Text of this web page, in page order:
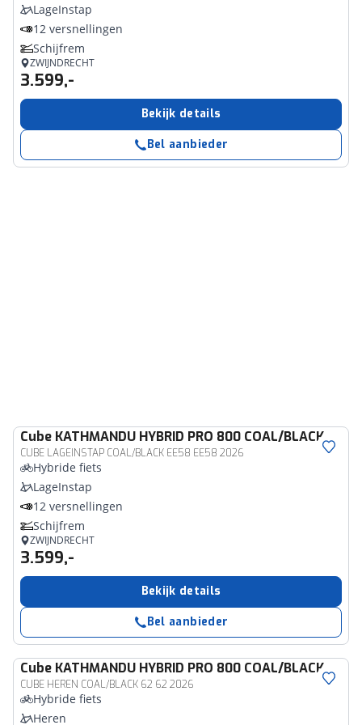
LageInstap
12 versnellingen
Schijfrem
ZWIJNDRECHT
3.599,-
Bekijk details
Bel aanbieder
Cube KATHMANDU HYBRID PRO 800 COAL/BLACK
CUBE LAGEINSTAP COAL/BLACK EE58 EE58 2026
Hybride fiets
LageInstap
12 versnellingen
Schijfrem
ZWIJNDRECHT
3.599,-
Bekijk details
Bel aanbieder
Cube KATHMANDU HYBRID PRO 800 COAL/BLACK
CUBE HEREN COAL/BLACK 62 62 2026
Hybride fiets
Heren